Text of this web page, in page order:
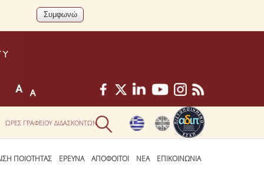
ΩΡΕΣ ΓΡΑΦΕΙΟΥ ΔΙΔΑΣΚΟΝΤΩΝ
ΠΟΙΟΤΗΤΑΣ ΕΡΕΥΝΑ ΑΠΟΦΟΙΤΟΙ ΝΕΑ ΕΠΙΚΟΙΝΩΝΙΑ